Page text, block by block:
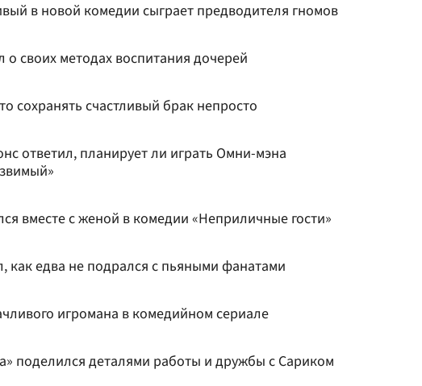
в новой комедии сыграет предводителя гномов
о своих методах воспитания дочерей
сохранять счастливый брак непросто
ответил, планирует ли играть Омни-мэна
вместе с женой в комедии «Неприличные гости»
как едва не подрался с пьяными фанатами
игромана в комедийном сериале
поделился деталями работы и дружбы с Сариком